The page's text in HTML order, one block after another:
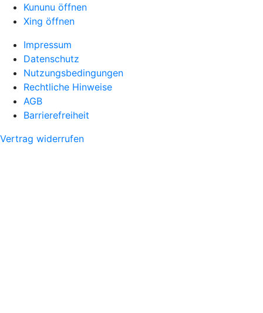
Kununu öffnen
Xing öffnen
Impressum
Datenschutz
Nutzungsbedingungen
Rechtliche Hinweise
AGB
Barrierefreiheit
Vertrag widerrufen